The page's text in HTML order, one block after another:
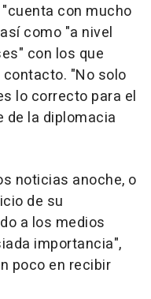
con mucho
como "a nivel
con los que
"No solo
lo correcto para el
de la diplomacia
noticias anoche, o
de su
a los medios
importancia",
poco en recibir